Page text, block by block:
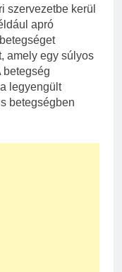
szervezetbe kerül
apró
amely egy súlyos
betegség
legyengült
betegségben